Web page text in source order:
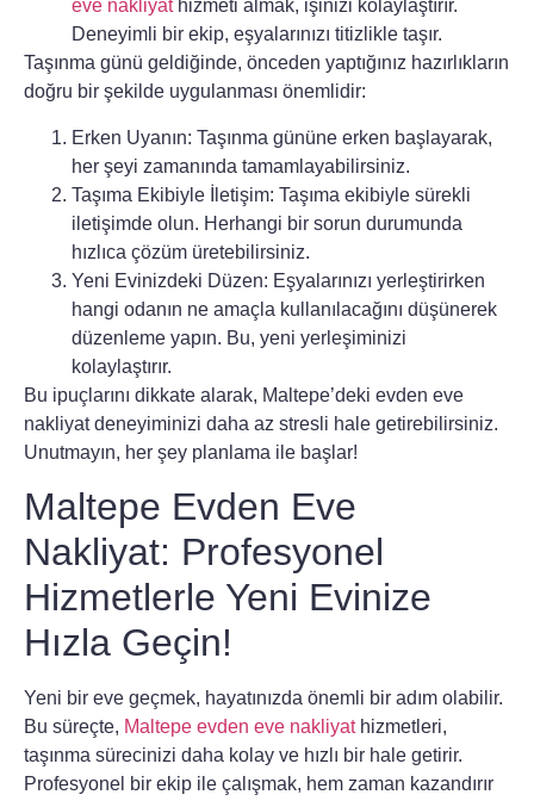
eve nakliyathizmeti almak, işinizi kolaylaştırır.
Deneyimli bir ekip, eşyalarınızı titizlikle taşır.
Taşınma günü geldiğinde, önceden yaptığınız hazırlıkların
doğru bir şekilde uygulanması önemlidir:
Erken Uyanın: Taşınma gününe erken başlayarak,
her şeyi zamanında tamamlayabilirsiniz.
Taşıma Ekibiyle İletişim: Taşıma ekibiyle sürekli
iletişimde olun. Herhangi bir sorun durumunda
hızlıca çözüm üretebilirsiniz.
Yeni Evinizdeki Düzen: Eşyalarınızı yerleştirirken
hangi odanın ne amaçla kullanılacağını düşünerek
düzenleme yapın. Bu, yeni yerleşiminizi
kolaylaştırır.
Bu ipuçlarını dikkate alarak, Maltepe’deki evden eve
nakliyatdeneyiminizi daha az stresli hale getirebilirsiniz.
Unutmayın, her şey planlama ile başlar!
Maltepe Evden Eve
Nakliyat: Profesyonel
Hizmetlerle Yeni Evinize
Hızla Geçin!
Yeni bir eve geçmek, hayatınızda önemli bir adım olabilir.
Bu süreçte, Maltepe evden eve nakliyathizmetleri,
taşınma sürecinizi daha kolay ve hızlı bir hale getirir.
Profesyonel bir ekip ile çalışmak, hem zaman kazandırır